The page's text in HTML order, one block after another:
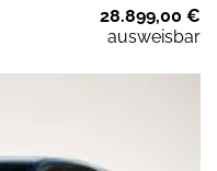
28.899,00 €
ausweisbar